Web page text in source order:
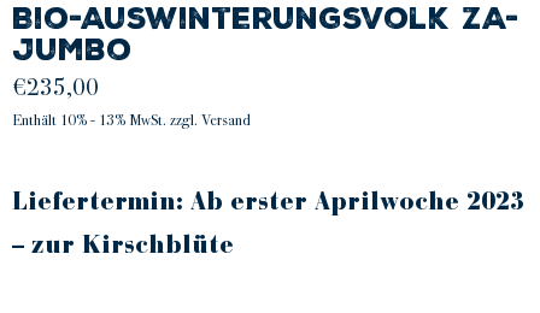
Bio-Auswinterungsvolk ZA-
Jumbo
€235,00
Enthält 10% - 13% MwSt. zzgl. Versand
Liefertermin: Ab erster Aprilwoche 2023
– zur Kirschblüte